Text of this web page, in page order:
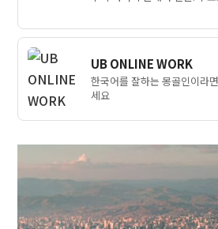
UB ONLINE WORK
한국어를 잘하는 몽골인이라
세요